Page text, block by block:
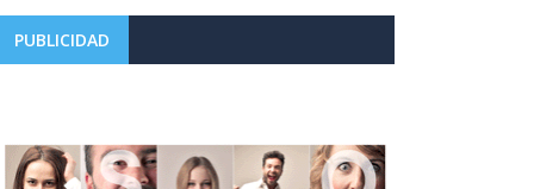
PUBLICIDAD